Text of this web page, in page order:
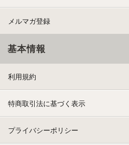
メルマガ登録
基本情報
利用規約
特商取引法に基づく表示
プライバシーポリシー